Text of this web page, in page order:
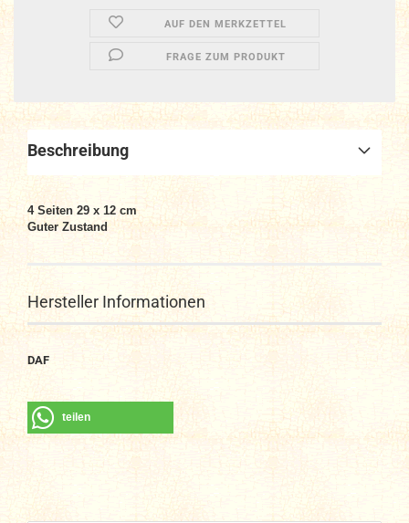
AUF DEN MERKZETTEL
FRAGE ZUM PRODUKT
Beschreibung
4 Seiten 29 x 12 cm
Guter Zustand
Hersteller Informationen
DAF
teilen